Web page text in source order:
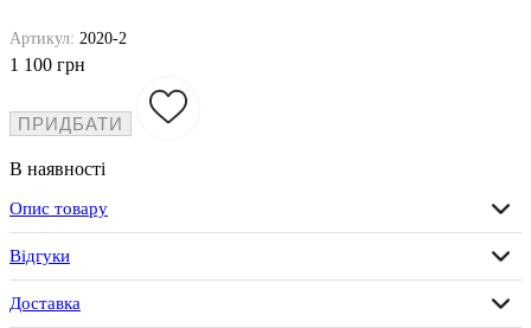
Артикул: 2020-2
1 100 грн
ПРИДБАТИ
В наявності
Опис товару
Відгуки
Доставка